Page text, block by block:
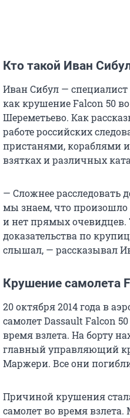
Кто такой Иван
Иван Сибул —
как крушение Falcon 50
Шереметьево. Как
работе российских
пристанями, кораблями
взятках и различных
— Сложнее расследовать
мы знаем, что произошло
и нет прямых очевидцев.
доказательства по
слышал, — рассказывал
Крушение самолета
20 октября 2014 года в
самолет Dassault Falcon
время взлета. На борту
главный управляющий
Маржери. Все они
Причиной крушения
самолет во время